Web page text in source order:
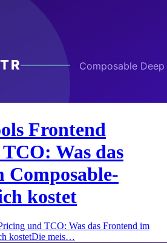
Frontend
Was das
kostet
und TCO: Was das Frontend im
kostetDie meis…